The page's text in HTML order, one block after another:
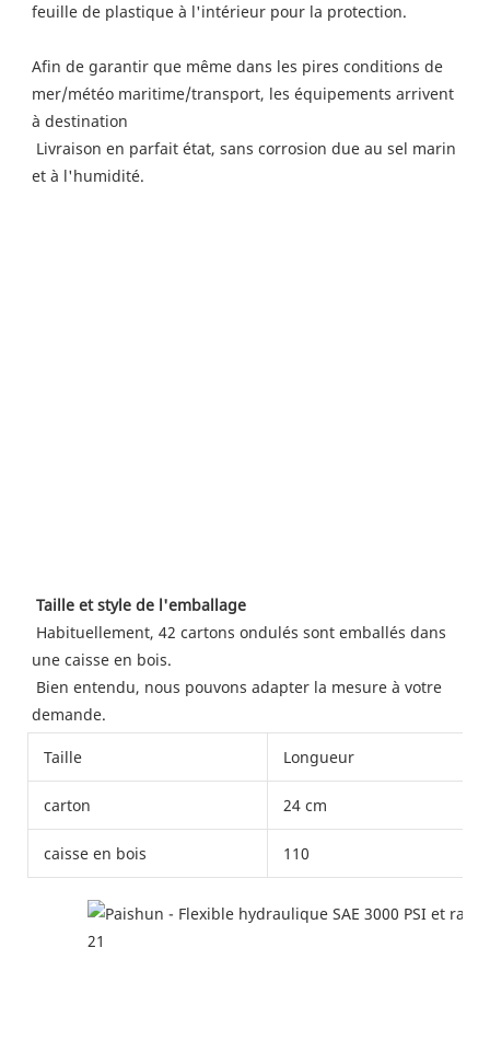
feuille de plastique à l'intérieur pour la protection.
Afin de garantir que même dans les pires conditions de
mer/météo maritime/transport, les équipements arrivent
à destination
et à l'humidité.
Taille et style de l'emballage
Habituellement, 42 cartons ondulés sont emballés dans
une caisse en bois.
demande.
Taille Longueur
carton 24 cm
caisse en bois 110